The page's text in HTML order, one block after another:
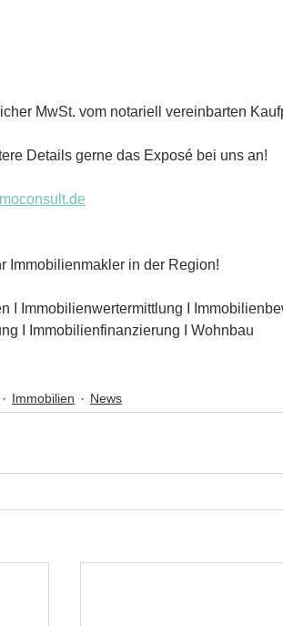
MwSt. vom notariell vereinbarten
Details gerne das Exposé bei uns an!
Immobilienmakler in der Region!
I Immobilienwertermittlung I
I Immobilienfinanzierung I Wohnbau
Immobilien News